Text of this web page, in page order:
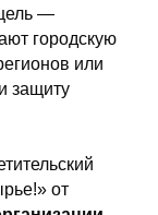
—
городскую
или
защиту
от